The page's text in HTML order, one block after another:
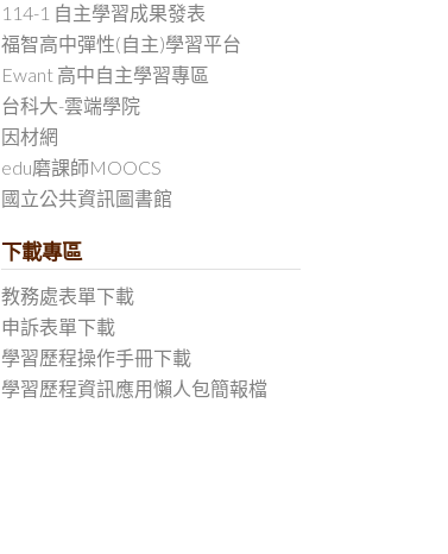
114-1 自主學習成果發表
福智高中彈性(自主)學習平台
Ewant 高中自主學習專區
台科大-雲端學院
因材網
edu磨課師MOOCS
國立公共資訊圖書館
下載專區
教務處表單下載
申訴表單下載
學習歷程操作手冊下載
學習歷程資訊應用懶人包簡報檔